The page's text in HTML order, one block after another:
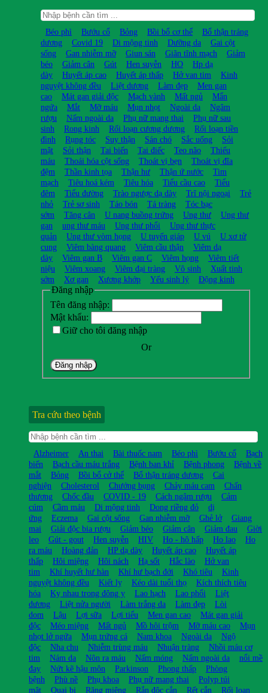
Béo phì Bướu cổ Bỏng Bồi bổ cơ thể
Bổ thận tráng
dương
Covid 19 Di mộng tinh Dưỡng da
Gai cột
sống
Gan nhiễm mỡ Giun sán Giãn tĩnh mạch
Giảm
béo
Giảm cân Gút Hen suyễn HO
Hp dạ
dày
Huyết áp cao Huyết áp thấp Hở van tim
Kinh
nguyệt không đều
Liệt dương Làm đẹp
Men gan
cao
Mát gan giải độc Mạch vành Mất ngủ
Mẩn
ngứa
Mắt Mỡ máu Mụn nhọt Ngoài da
Ngâm
rượu
Nấm ngoài da Phụ nữ mang thai
Phụ nữ sau
sinh
Rong kinh Rối loạn cương dương
Rối loạn tiền
đình
Rụng tóc Suy thận Sán chó Sắc uống
Sỏi
mật
Sỏi thận Tai biến Tai điếc Teo não
Thiếu
máu
Thoái hóa cột sống Thoát vị bẹn
Thoát vị đĩa
đệm
Thần kinh tọa Thận hư Thận ứ nước
Tim
mạch
Tiêu hoá kém Tiêu hóa Tiểu cầu cao
Tiểu
đêm
Tiểu đường Trào ngược dạ dày Trĩ nội ngoại
Trẻ
nhỏ
Trẻ sơ sinh Táo bón Tá tràng
Tóc bạc
sớm
Tăng cân U nang buồng trứng Ung thư
Ung thư
gan
ung thư máu Ung thư phổi
Ung thư thực
quản
Ung thư vòm họng U tuyến giáp U vú
U xơ tử
cung
Viêm bàng quang Viêm cầu thận
Viêm dạ
dày
Viêm gan B Viêm gan C Viêm họng
Viêm tiết
niệu
Viêm xoang Viêm đại tràng Vô sinh
Xuất tinh
sớm
Xơ gan Xương khớp Yếu sinh lý Động kinh
Đăng nhập
Tên đăng nhập:
Mật khẩu:
Giữ cho tôi đăng nhập
Or
Đăng nhập
Tra cứu theo bệnh
Alzheimer An thai Bài thuốc nam Béo phì Bướu cổ
Bạch
biến
Bạch cầu máu trắng Bệnh ban khỉ Bệnh phong
Bệnh về
mắt
Bỏng Bồi bổ cở thể Bổ thận tráng dương
Cai
nghiện
Cholesterol Chướng bụng Chảy máu cam
Chấn
thương
Chốc đầu COVID - 19 Cách ngâm rượu
Cảm
cúm
Cầm máu Di mộng tinh Dong riềng đỏ
dị
ứng
Eczema Gai cột sống Gan nhiễm mỡ Ghẻ lở
Giang
mai
Giải độc bia rượu Giảm béo Giảm cân Giảm đau
Giời
leo
Gút - gout Hen suyễn HIV Ho - hô hấp Ho lao
Ho
ra máu
Hoàng đản HP dạ dày Huyết áp cao
Huyết áp
thấp
Hôi miệng Hôi nách Hạ sốt Hắc lào
Hở van
tim
Khí huyết hư hàn Khí hư bạch đới Khó tiêu
Kinh
nguyệt không đều
Kiết lỵ Kéo dài tuổi thọ
Kích thích tiêu
hóa
Kỵ nhau trong đông y Lao hạch Lao phổi
Liệt
dương
Liệt nửa người Làm trắng da Làm đẹp
Lòi
dom
Lậu Lợi sữa Lợi tiểu Men gan cao
Mát gan giải
độc
Méo miệng Mất ngủ Mồ hôi trộm Mỡ máu cao
Mụn
nhọt lở ngứa
Mụn trứng cá Nam khoa Ngoài da
Ngộ
độc
Nha chu Nhiễm trùng máu Nhuận tràng
Nhồi máu cơ
tim
Nám da Nôn ra máu Nấm móng Nấm ngoài da
nổi mề
đay
Nứt kẽ hậu môn Parkinson Phong thấp
Phòng
bệnh
Phù nề Phụ khoa Phụ nữ mang thai
Polyp túi
mật
Quai bị Răng miệng Rắn độc cắn Rết cắn
Rối loạn